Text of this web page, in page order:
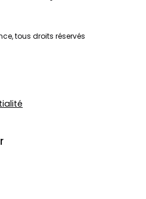
tous droits réservés